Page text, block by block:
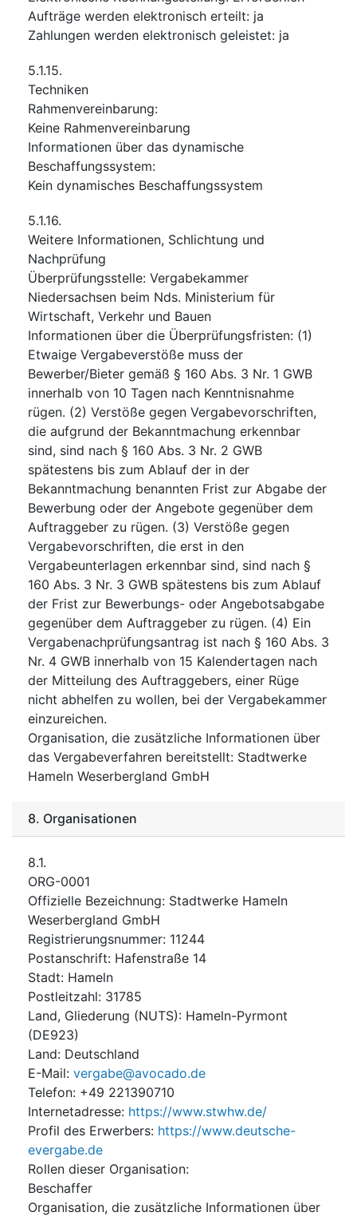
Aufträge werden elektronisch erteilt: ja
Zahlungen werden elektronisch geleistet: ja
5.1.15.
Techniken
Rahmenvereinbarung:
Keine Rahmenvereinbarung
Informationen über das dynamische
Beschaffungssystem:
Kein dynamisches Beschaffungssystem
5.1.16.
Weitere Informationen, Schlichtung und
Nachprüfung
Überprüfungsstelle: Vergabekammer
Niedersachsen beim Nds. Ministerium für
Wirtschaft, Verkehr und Bauen
Informationen über die Überprüfungsfristen: (1)
Etwaige Vergabeverstöße muss der
Bewerber/Bieter gemäß § 160 Abs. 3 Nr. 1 GWB
innerhalb von 10 Tagen nach Kenntnisnahme
rügen. (2) Verstöße gegen Vergabevorschriften,
die aufgrund der Bekanntmachung erkennbar
sind, sind nach § 160 Abs. 3 Nr. 2 GWB
spätestens bis zum Ablauf der in der
Bekanntmachung benannten Frist zur Abgabe der
Bewerbung oder der Angebote gegenüber dem
Auftraggeber zu rügen. (3) Verstöße gegen
Vergabevorschriften, die erst in den
Vergabeunterlagen erkennbar sind, sind nach §
160 Abs. 3 Nr. 3 GWB spätestens bis zum Ablauf
der Frist zur Bewerbungs- oder Angebotsabgabe
gegenüber dem Auftraggeber zu rügen. (4) Ein
Vergabenachprüfungsantrag ist nach § 160 Abs. 3
Nr. 4 GWB innerhalb von 15 Kalendertagen nach
der Mitteilung des Auftraggebers, einer Rüge
nicht abhelfen zu wollen, bei der Vergabekammer
einzureichen.
Organisation, die zusätzliche Informationen über
das Vergabeverfahren bereitstellt: Stadtwerke
Hameln Weserbergland GmbH
8. Organisationen
8.1.
ORG-0001
Offizielle Bezeichnung: Stadtwerke Hameln
Weserbergland GmbH
Registrierungsnummer: 11244
Postanschrift: Hafenstraße 14
Stadt: Hameln
Postleitzahl: 31785
Land, Gliederung (NUTS): Hameln-Pyrmont
(DE923)
Land: Deutschland
E-Mail: vergabe@avocado.de
Telefon: +49 221390710
Internetadresse: https://www.stwhw.de/
Profil des Erwerbers: https://www.deutsche-
evergabe.de
Rollen dieser Organisation:
Beschaffer
Organisation, die zusätzliche Informationen über